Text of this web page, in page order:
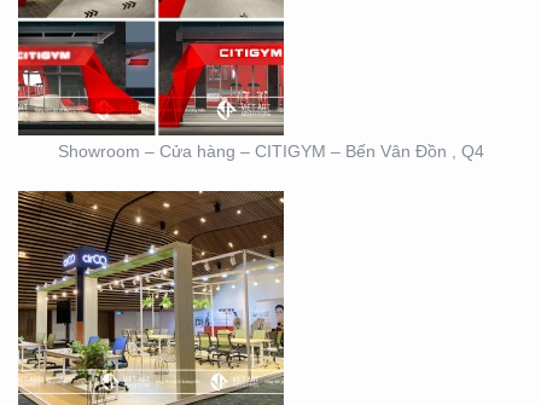
Showroom – Cửa hàng – CITIGYM – Bến Vân Đồn , Q4
CIRCO TẠI GEM
CENTER
BOOTH TRIỄN LÃM
DOVE